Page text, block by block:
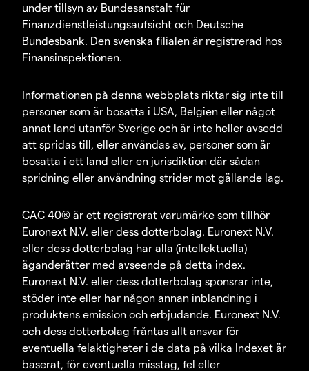
under tillsyn av Bundesanstalt für
Finanzdienstleistungsaufsicht och Deutsche
Bundesbank. Den svenska filialen är registrerad hos
Finansinspektionen.
Informationen på denna webbplats riktar sig inte till
personer som är bosatta i USA, Belgien eller något
annat land utanför Sverige och är inte heller avsedd
att spridas till, eller användas av, personer som är
bosatta i ett land eller en jurisdiktion där sådan
spridning eller användning strider mot gällande lag.
CAC 40® är ett registrerat varumärke som tillhör
Euronext N.V. eller dess dotterbolag. Euronext N.V.
eller dess dotterbolag har alla (intellektuella)
äganderätter med avseende på detta index.
Euronext N.V. eller dess dotterbolag sponsrar inte,
stöder inte eller har någon annan inblandning i
produktens emission och erbjudande. Euronext N.V.
och dess dotterbolag fråntas allt ansvar för
eventuella felaktigheter i de data på vilka Indexet är
baserat, för eventuella misstag, fel eller